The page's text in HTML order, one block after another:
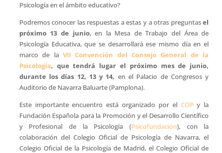
Psicología en el ámbito educativo?
Podremos conocer las respuestas a estas y a otras preguntasel
próximo 13 de junio, en la Mesa de Trabajo del Área de
Psicología Educativa, que se desarrollará ese mismo día en el
marco de la VII Convención del Consejo General de la
Psicología, que tendrá lugar el próximo mes de junio,
durante los días 12, 13 y 14, en el Palacio de Congresos y
Auditorio de Navarra Baluarte (Pamplona).
Este importante encuentro está organizado por el COPy la
Fundación Española para la Promoción y el Desarrollo Científico
y Profesional de la Psicología (Psicofundación), con la
colaboración del Colegio Oficial de Psicología de Navarra, el
Colegio Oficial de la Psicología de Madrid, el Colegio Oficial de